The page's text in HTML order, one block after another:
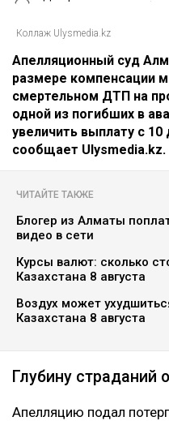
Главная Новости
Отец погибшей
Фараби
Пака 100
Коллаж Ulysmedia.kz